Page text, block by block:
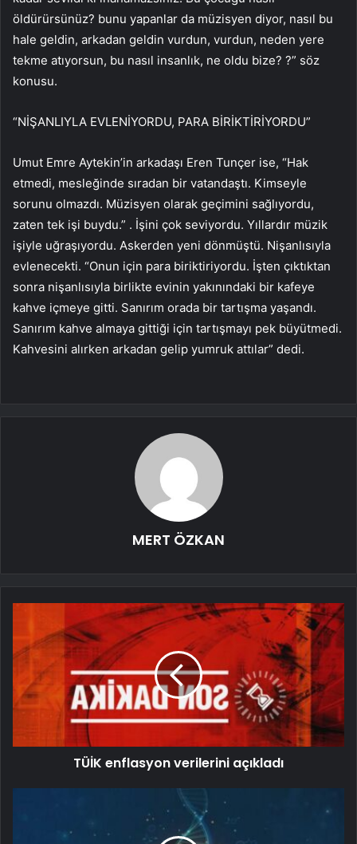
öldürürsünüz? bunu yapanlar da müzisyen diyor, nasıl bu
hale geldin, arkadan geldin vurdun, vurdun, neden yere
tekme atıyorsun, bu nasıl insanlık, ne oldu bize? ?” söz
konusu.
“NİŞANLIYLA EVLENİYORDU, PARA BİRİKTİRİYORDU”
Umut Emre Aytekin’in arkadaşı Eren Tunçer ise, “Hak
etmedi, mesleğinde sıradan bir vatandaştı. Kimseyle
sorunu olmazdı. Müzisyen olarak geçimini sağlıyordu,
zaten tek işi buydu.” . İşini çok seviyordu. Yıllardır müzik
işiyle uğraşıyordu. Askerden yeni dönmüştü. Nişanlısıyla
evlenecekti. “Onun için para biriktiriyordu. İşten çıktıktan
sonra nişanlısıyla birlikte evinin yakınındaki bir kafeye
kahve içmeye gitti. Sanırım orada bir tartışma yaşandı.
Sanırım kahve almaya gittiği için tartışmayı pek büyütmedi.
Kahvesini alırken arkadan gelip yumruk attılar” dedi.
MERT ÖZKAN
TÜİK enflasyon verilerini açıkladı